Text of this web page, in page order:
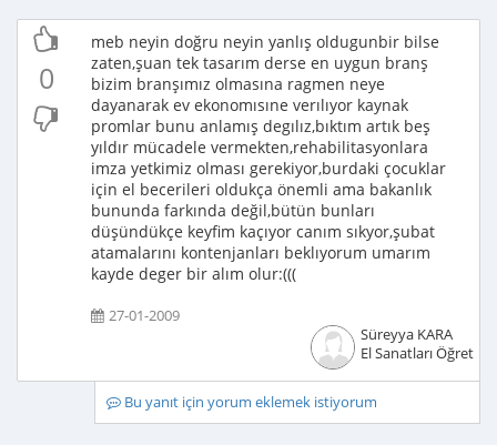
0
meb neyin doğru neyin yanlış oldugunbir bilse
zaten,şuan tek tasarım derse en uygun branş
bizim branşımız olmasına ragmen neye
dayanarak ev ekonomısıne verılıyor kaynak
promlar bunu anlamış degılız,bıktım artık beş
yıldır mücadele vermekten,rehabilitasyonlara
imza yetkimiz olması gerekiyor,burdaki çocuklar
için el becerileri oldukça önemli ama bakanlık
bununda farkında değil,bütün bunları
düşündükçe keyfim kaçıyor canım sıkyor,şubat
atamalarını kontenjanları beklıyorum umarım
kayde deger bir alım olur:(((
27-01-2009
Süreyya KARA
El Sanatları
Bu yanıt için yorum eklemek istiyorum